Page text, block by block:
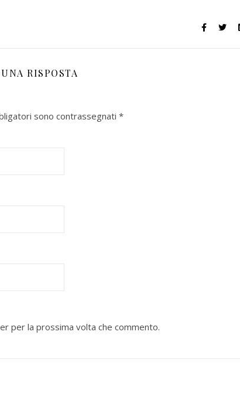
RISPOSTA
sono contrassegnati *
per la prossima volta che commento.